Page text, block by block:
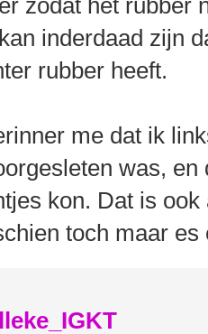
zodat het rubber
inderdaad zijn
rubber heeft.
me dat ik
was,
kon. Dat is
toch maar es